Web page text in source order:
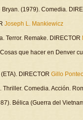
(1979). Comedia.
Joseph L. Mankiewicz
Terror. Remake. DIRECTOR
que hacer en Denver
DIRECTOR Gillo
Comedia. Acción.
Bélica (Guerra del